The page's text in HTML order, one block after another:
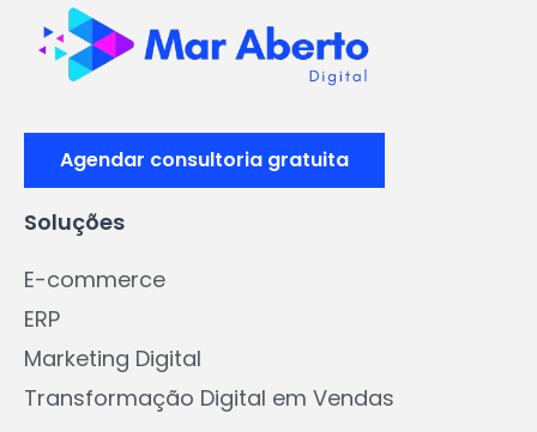
Agendar consultoria gratuita
Soluções
E-commerce
ERP
Marketing Digital
Transformação Digital em Vendas